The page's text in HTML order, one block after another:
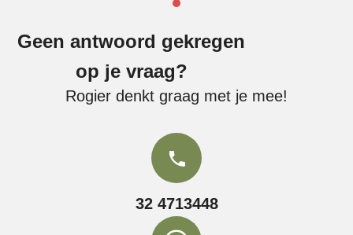
Geen antwoord gekregen
op je vraag?
Rogier denkt graag met je mee!
32 4713448